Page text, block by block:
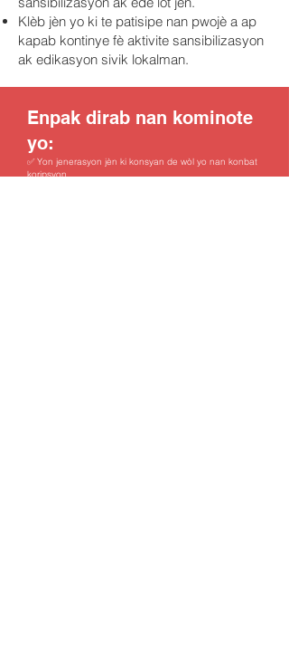
Klèb jèn yo ki te patisipe nan pwojè a ap
kapab kontinye fè aktivite sansibilizasyon
ak edikasyon sivik lokalman.
Enpak dirab nan kominote
yo:
✅ Yon jenerasyon jèn ki konsyan de wòl yo nan konbat
koripsyon..